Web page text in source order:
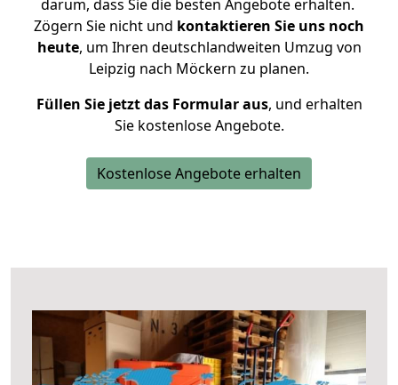
darum, dass Sie die besten Angebote erhalten.
Zögern Sie nicht und kontaktieren Sie uns noch
heute, um Ihren deutschlandweiten Umzug von
Leipzig nach Möckern zu planen.
Füllen Sie jetzt das Formular aus, und erhalten
Sie kostenlose Angebote.
Kostenlose Angebote erhalten